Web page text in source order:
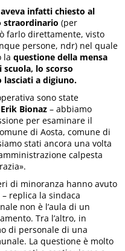
infatti chiesto al
straordinario (per
farlo direttamente, visto
persone, ndr) nel quale
la questione della mensa
lo scorso
a digiuno.
sono state
Erik Bionaz – abbiamo
per esaminare il
di Aosta, comune di
stati ancora una volta
calpesta
di minoranza hanno avuto
replica la sindaca
non è l’aula di un
Tra l’altro, in
di personale di una
La questione è molto